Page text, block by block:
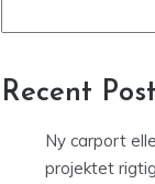
Recent
Ny carport
projektet